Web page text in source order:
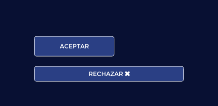
Título oficial TCP en pocos meses
Financiación al 0% de interés
Prácticas reales en simulador de avión
Profesores con experiencia en aerolíneas
ACEPTAR
RECHAZAR